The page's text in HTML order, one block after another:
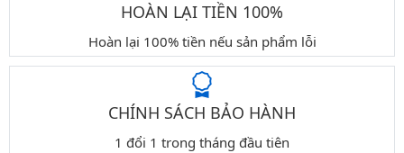
HOÀN LẠI TIỀN 100%
Hoàn lại 100% tiền nếu sản phẩm lỗi
CHÍNH SÁCH BẢO HÀNH
1 đổi 1 trong tháng đầu tiên